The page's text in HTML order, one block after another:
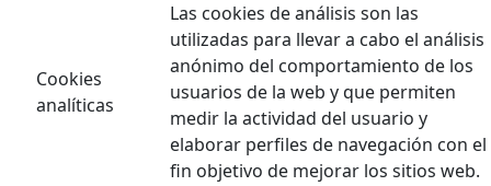
Cookies
analíticas
Las cookies de análisis son las
utilizadas para llevar a cabo el análisis
anónimo del comportamiento de los
usuarios de la web y que permiten
medir la actividad del usuario y
elaborar perfiles de navegación con el
fin objetivo de mejorar los sitios web.